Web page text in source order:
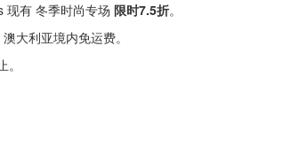
现有 冬季时尚专场 限时7.5折。
大利亚境内免运费。